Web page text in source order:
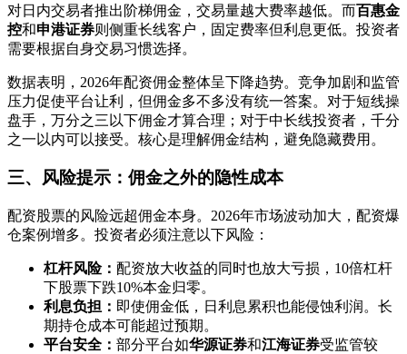
对日内交易者推出阶梯佣金，交易量越大费率越低。而百惠金
控和申港证券则侧重长线客户，固定费率但利息更低。投资者
需要根据自身交易习惯选择。
数据表明，2026年配资佣金整体呈下降趋势。竞争加剧和监管
压力促使平台让利，但佣金多不多没有统一答案。对于短线操
盘手，万分之三以下佣金才算合理；对于中长线投资者，千分
之一以内可以接受。核心是理解佣金结构，避免隐藏费用。
三、风险提示：佣金之外的隐性成本
配资股票的风险远超佣金本身。2026年市场波动加大，配资爆
仓案例增多。投资者必须注意以下风险：
杠杆风险： 配资放大收益的同时也放大亏损，10倍杠杆
下股票下跌10%本金归零。
利息负担： 即使佣金低，日利息累积也能侵蚀利润。长
期持仓成本可能超过预期。
平台安全： 部分平台如华源证券和江海证券受监管较